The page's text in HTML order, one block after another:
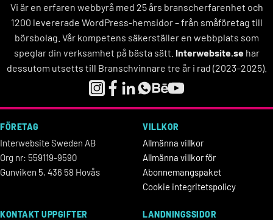
Vi är en erfaren webbyrå med 25 års branscherfarenhet och
1200 levererade WordPress-hemsidor – från småföretag till
börsbolag. Vår kompetens säkerställer en webbplats som
speglar din verksamhet på bästa sätt. Interwebsite.sehar
dessutom utsetts till Branschvinnare tre år i rad (2023–2025).
FÖRETAG
Interwebsite Sweden AB
Org nr: 559119-9590
Gunviken 5, 436 58 Hovås
VILLKOR
Allmänna villkor
Allmänna villkor för
Abonnemangspaket
Cookie integritetspolicy
KONTAKT UPPGIFTER LANDNINGSSIDOR